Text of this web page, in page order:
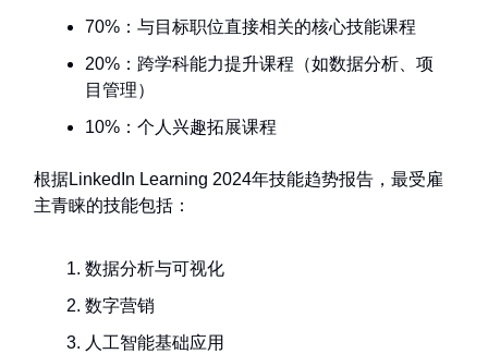
70%：与目标职位直接相关的核心技能课程
20%：跨学科能力提升课程（如数据分析、项
目管理）
10%：个人兴趣拓展课程
根据LinkedIn Learning 2024年技能趋势报告，最受雇
主青睐的技能包括：
数据分析与可视化
数字营销
人工智能基础应用